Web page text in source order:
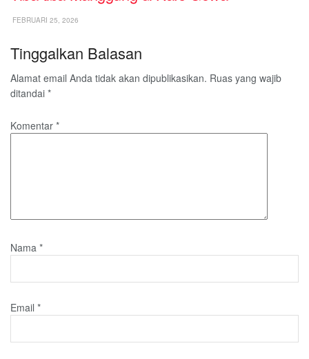
FEBRUARI 25, 2026
Tinggalkan Balasan
Alamat email Anda tidak akan dipublikasikan. Ruas yang wajib
ditandai *
Komentar *
Nama *
Email *